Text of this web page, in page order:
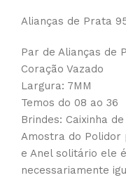
Alianças de Prata
Par de Alianças de
Coração Vazado
Largura: 7MM
Temos do 08 ao 36
Brindes: Caixinha
Amostra do Polidor
e Anel solitário ele
necessariamente